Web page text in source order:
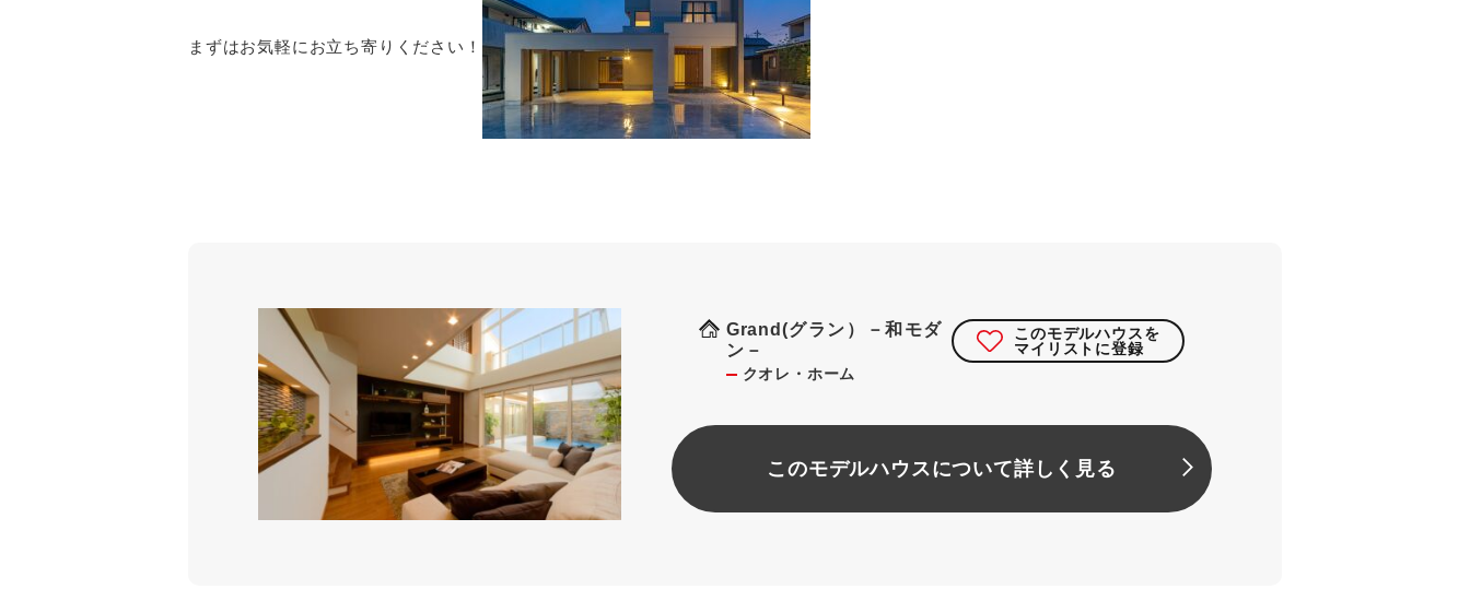
まずはお気軽にお立ち寄りください！
Grand(グラン）－和モダ
ン－
クオレ・ホーム
このモデルハウスを
マイリストに登録
このモデルハウスについて詳しく見る